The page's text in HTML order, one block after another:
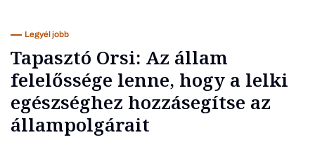
Legyél jobb
Tapasztó Orsi: Az állam
felelőssége lenne, hogy a lelki
egészséghez hozzásegítse az
állampolgárait